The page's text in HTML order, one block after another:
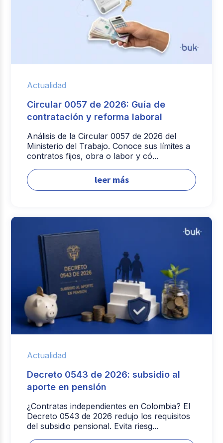
Actualidad
Circular 0057 de 2026: Guía de
contratación y reforma laboral
Análisis de la Circular 0057 de 2026 del
Ministerio del Trabajo. Conoce sus límites a
contratos fijos, obra o labor y có...
leer más
Actualidad
Decreto 0543 de 2026: subsidio al
aporte en pensión
¿Contratas independientes en Colombia? El
Decreto 0543 de 2026 redujo los requisitos
del subsidio pensional. Evita riesg...